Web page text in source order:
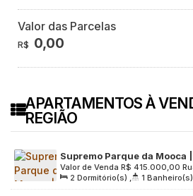
Valor das Parcelas
R$ 0,00
APARTAMENTOS À
REGIÃO
Supremo Parque da Mooca
Construção | 39 metros |
| 01 vaga
R$ 415.000,00
Valor de Venda
Leste, 03127-000, Vila Prudente,
2 Dormitório(s) , 1 Banheiro(s)
Sala(s) , 1 Vaga(s) , Útil: 39.00